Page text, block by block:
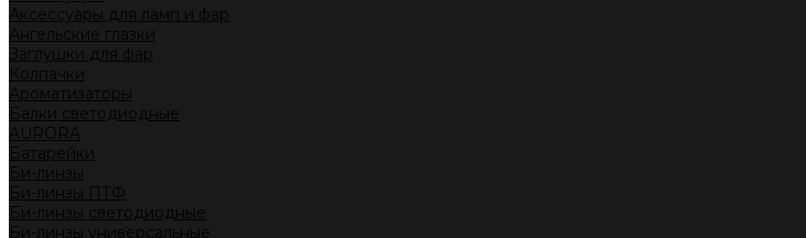
Аксессуары для ламп и фар
Ангельские глазки
Заглушки для фар
Колпачки
Ароматизаторы
Балки светодиодные
AURORA
Батарейки
Би-линзы
Би-линзы ПТФ
Би-линзы светодиодные
Би-линзы универсальные